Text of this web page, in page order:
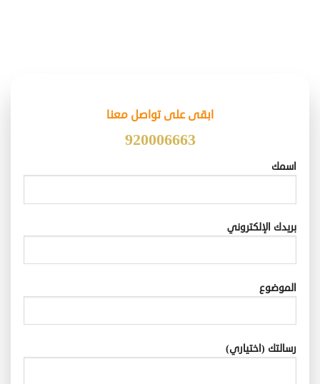
ابقى على تواصل معنا
920006663
اسمك
بريدك الإلكتروني
الموضوع
رسالتك (اختياري)